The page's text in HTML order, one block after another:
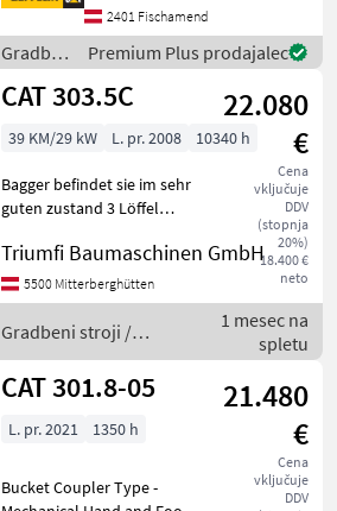
2401 Fischamend
Gradbeni
stroji /
CAT
Premium Plus prodajalec
CAT 303.5C
22.080
€
Cena
vključuje
DDV
(stopnja
20%)
18.400 €
neto
39 KM/29 kW L. pr. 2008 10340 h
Bagger befindet sie im sehr
guten zustand 3 Löffel
Triumfi Baumaschinen GmbH
5500 Mitterberghütten
Gradbeni stroji /
CAT
1 mesec na
spletu
CAT 301.8-05
21.480
€
Cena
vključuje
DDV
L. pr. 2021 1350 h
Bucket Coupler Type -